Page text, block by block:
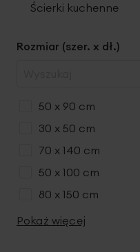
Ścierki kuchenne
Rozmiar (szer. x dł.)
50 x 90 cm
30 x 50 cm
70 x 140 cm
50 x 100 cm
80 x 150 cm
Pokaż więcej